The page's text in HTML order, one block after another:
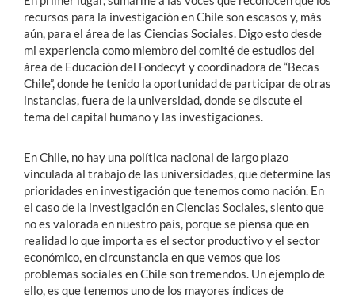
recursos para la investigación en Chile son escasos y, más
aún, para el área de las Ciencias Sociales. Digo esto desde
mi experiencia como miembro del comité de estudios del
área de Educación del Fondecyt y coordinadora de “Becas
Chile”, donde he tenido la oportunidad de participar de otras
instancias, fuera de la universidad, donde se discute el
tema del capital humano y las investigaciones.
En Chile, no hay una política nacional de largo plazo
vinculada al trabajo de las universidades, que determine las
prioridades en investigación que tenemos como nación. En
el caso de la investigación en Ciencias Sociales, siento que
no es valorada en nuestro país, porque se piensa que en
realidad lo que importa es el sector productivo y el sector
económico, en circunstancia en que vemos que los
problemas sociales en Chile son tremendos. Un ejemplo de
ello, es que tenemos uno de los mayores índices de